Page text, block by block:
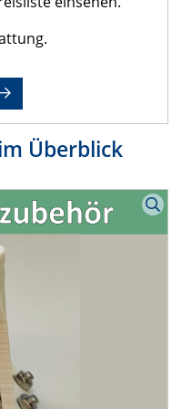
Überblick